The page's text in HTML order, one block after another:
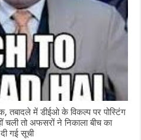
में डीईओ के विकल्प पर पोस्टिंग
तो अफसरों ने निकाला बीच का
गई सूची